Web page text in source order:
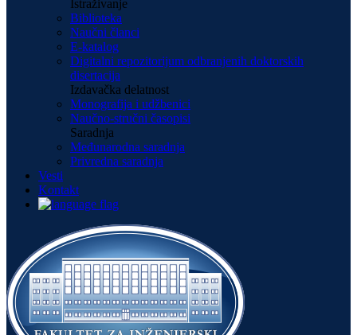
Istraživanje
Biblioteka
Naučni članci
E-katalog
Digitalni repozitorijum odbranjenih doktorskih
disertacija
Izdavačka delatnost
Monografija i udžbenici
Naučno-stručni časopisi
Saradnja
Međunarodna saradnja
Privredna saradnja
Vesti
Kontakt